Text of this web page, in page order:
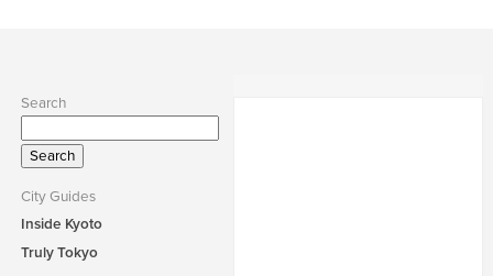
Search
Search
City Guides
Inside Kyoto
Truly Tokyo